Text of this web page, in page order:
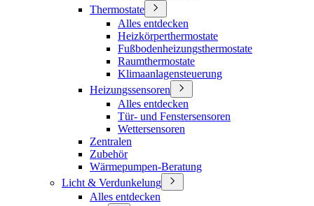
Thermostate
Alles entdecken
Heizkörperthermostate
Fußbodenheizungsthermostate
Raumthermostate
Klimaanlagensteuerung
Heizungssensoren
Alles entdecken
Tür- und Fenstersensoren
Wettersensoren
Zentralen
Zubehör
Wärmepumpen-Beratung
Licht & Verdunkelung
Alles entdecken